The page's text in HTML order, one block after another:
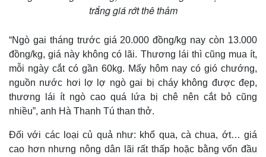
Thế giới
Quan sát
Cuộc sống đó đây
Hồ sơ
Multimedia
Video
Ảnh
E-Magazine
Infographic
trắng giá rớt thê thảm
“Ngò gai tháng trước giá 20.000 đồng/kg nay còn 13.000
đồng/kg, giá này không có lãi. Thương lái thì cũng mua ít,
mỗi ngày cắt có gần 60kg. Mấy hôm nay có gió chướng,
nguồn nước hơi lợ lợ ngò gai bị cháy không được đẹp,
thương lái ít ngò cao quá lứa bị chê nên cắt bỏ cũng
nhiều”, anh Hà Thanh Tú than thở.
Đối với các loại củ quả như: khổ qua, cà chua, ớt… giá
cao hơn nhưng nông dân lãi rất thấp hoặc bằng vốn đầu